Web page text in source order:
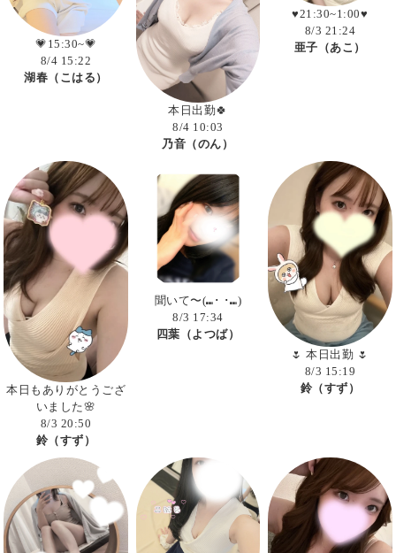
💗15:30~💗
8/4 15:22
湖春（こはる）
本日出勤🍀
8/4 10:03
乃音（のん）
♥️21:30~1:00♥️
8/3 21:24
亜子（あこ）
本日もありがとうござ
いました🌸
8/3 20:50
鈴（すず）
聞いて〜(⑉･ ･⑉)
8/3 17:34
四葉（よつば）
🌷 本日出勤 🌷
8/3 15:19
鈴（すず）